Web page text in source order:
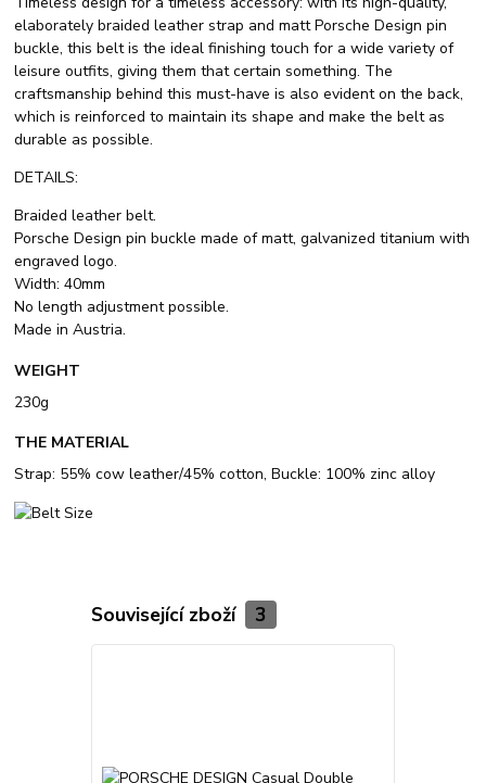
elaborately braided leather strap and matt Porsche Design pin
buckle, this belt is the ideal finishing touch for a wide variety of
leisure outfits, giving them that certain something. The
craftsmanship behind this must-have is also evident on the back,
which is reinforced to maintain its shape and make the belt as
durable as possible.
DETAILS:
Braided leather belt.
Porsche Design pin buckle made of matt, galvanized titanium with
engraved logo.
Width: 40mm
No length adjustment possible.
Made in Austria.
WEIGHT
230g
THE MATERIAL
Strap: 55% cow leather/45% cotton, Buckle: 100% zinc alloy
Související zboží 3